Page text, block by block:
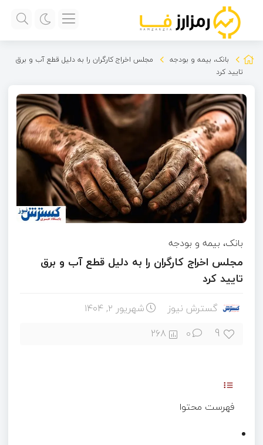
بانک، بیمه و بودجه
مجلس اخراج کارگران را به دلیل قطع آب و برق
تایید کرد
بانک، بیمه و بودجه
مجلس اخراج کارگران را به دلیل قطع آب و برق
تایید کرد
گسترش نیوز شهریور ۲, ۱۴۰۴
9
0
268
فهرست محتوا